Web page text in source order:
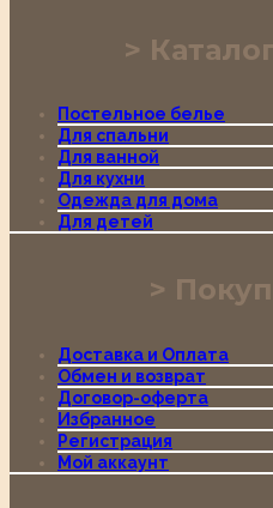
Постельное белье
Для спальни
Для ванной
Для кухни
Одежда для дома
Для детей
Доставка и Оплата
Обмен и возврат
Договор-оферта
Избранное
Регистрация
Мой аккаунт